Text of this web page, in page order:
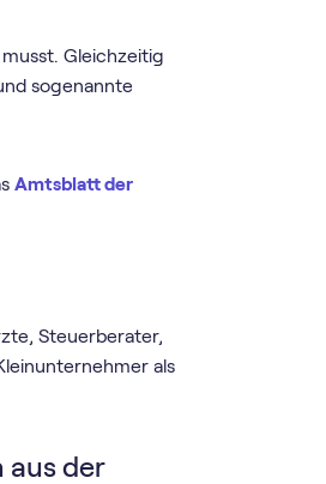
Gleichzeitig
sogenannte
Amtsblatt der
Steuerberater,
als
aus der